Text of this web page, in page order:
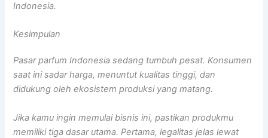
Indonesia.
Kesimpulan
Pasar parfum Indonesia sedang tumbuh pesat. Konsumen
saat ini sadar harga, menuntut kualitas tinggi, dan
didukung oleh ekosistem produksi yang matang.
Jika kamu ingin memulai bisnis ini, pastikan produkmu
memiliki tiga dasar utama. Pertama, legalitas jelas lewat